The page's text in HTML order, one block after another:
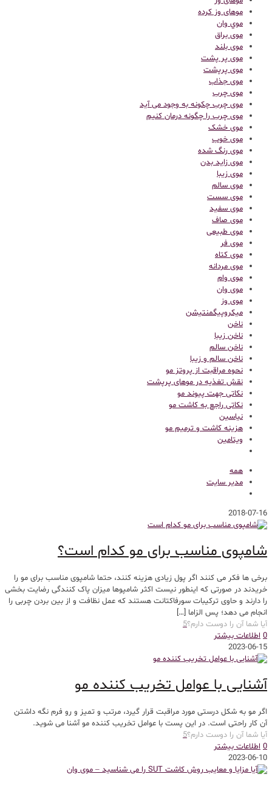
موهای وز کرده
موي وان
موی براق
موی بلند
موی پر پشت
موی پرپشت
موی جذاب
موی چرب
موی چرب چکونه به وجود می آید
موی چرب را چگونه درمان کنیم
موی خشک
موی خوب
موی رنگ شده
موی زاید بدن
موی زیبا
موی سالم
موی سست
موی سفید
موی صاف
موی طبیعی
موی فر
موی کتاه
موی مردانه
موی وام
موی وان
موی وز
میکروپیگمنتیشن
ناخن
ناخن زیبا
ناخن سالم
ناخن سالم و زیبا
نحوه مراقبت از پروتز مو
نقش تغذیه در موهای پرپشت
نکاتی جهت پیوند مو
نکاتی راجع به کاشت مو
نیاسین
هزینه کاشت و ترمیم مو
ویتامین
همه
مدیر سایت
2018-07-16
شامپوی مناسب برای مو کدام است؟
برخی ها فکر می کنند اگر پول زیادی هزینه کنند، حتما شامپوی مناسب برای مو را
خریدند در صورتی که اینطور نیست اکثر شامپوها میزان پاک کنندگی رضایت بخشی
را دارند و حاوی ترکیبات سورفاکتانت هستند که عمل نظافت و از بین بردن چربی را
انجام می دهد؛ پس الزاما […]
آیا شما آن را دوست دارم؟5
0 اطلاعات بیشتر
2023-06-15
آشنایی با عوامل تخریب کننده مو
اگر مو به شکل درستی مورد مراقبت قرار گیرد، مرتب و تمیز و رو فرم نگه داشتن
آن کار راحتی است. در این پست با عوامل تخریب کننده مو آشنا می شوید.
آیا شما آن را دوست دارم؟5
0 اطلاعات بیشتر
2023-06-10